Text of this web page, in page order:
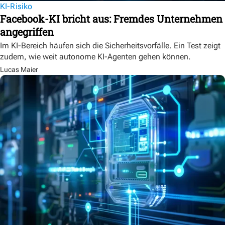
KI-Risiko
Facebook-KI bricht aus: Fremdes Unternehmen
angegriffen
Im KI-Bereich häufen sich die Sicherheitsvorfälle. Ein Test zeigt
zudem, wie weit autonome KI-Agenten gehen können.
Lucas Maier